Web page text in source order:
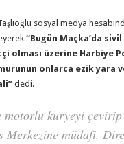
sosyal medya
“Bugün Maçka’da
olması üzerine Harbiye
onlarca ezik yara
dedi.
kuryeyi çevirip
müdafi.